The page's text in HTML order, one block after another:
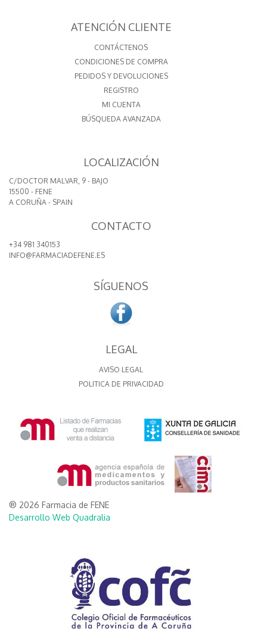
ATENCIÓN CLIENTE
CONTÁCTENOS
CONDICIONES DE COMPRA
PEDIDOS Y DEVOLUCIONES
REGISTRO
MI CUENTA
BÚSQUEDA AVANZADA
LOCALIZACIÓN
C/DOCTOR MALVAR, 9 - BAJO
15500 - FENE
A CORUÑA - SPAIN
CONTACTO
+34 981 340153
INFO@FARMACIADEFENE.ES
SÍGUENOS
LEGAL
AVISO LEGAL
POLITICA DE PRIVACIDAD
® 2026 Farmacia de FENE
Desarrollo Web Quadralia